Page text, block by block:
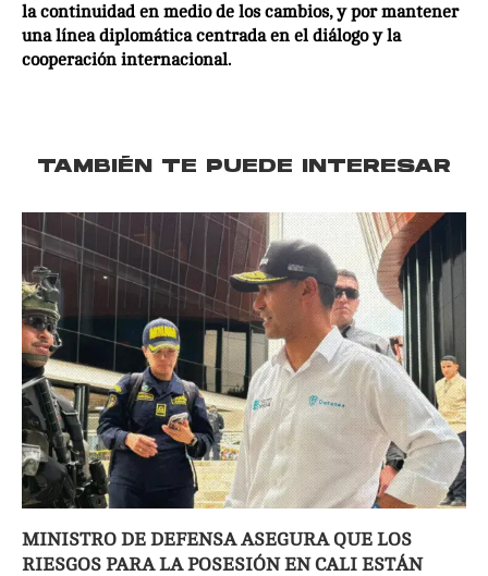
la continuidad en medio de los cambios, y por mantener
una línea diplomática centrada en el diálogo y la
cooperación internacional.
TAMBIÉN TE PUEDE INTERESAR
MINISTRO DE DEFENSA ASEGURA QUE LOS
RIESGOS PARA LA POSESIÓN EN CALI ESTÁN